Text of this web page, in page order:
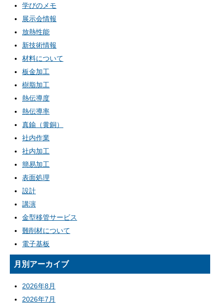
学びのメモ
展示会情報
放熱性能
新技術情報
材料について
板金加工
樹脂加工
熱伝導度
熱伝導率
真鍮（黄銅）
社内作業
社内加工
簡易加工
表面処理
設計
講演
金型移管サービス
難削材について
電子基板
月別アーカイブ
2026年8月
2026年7月